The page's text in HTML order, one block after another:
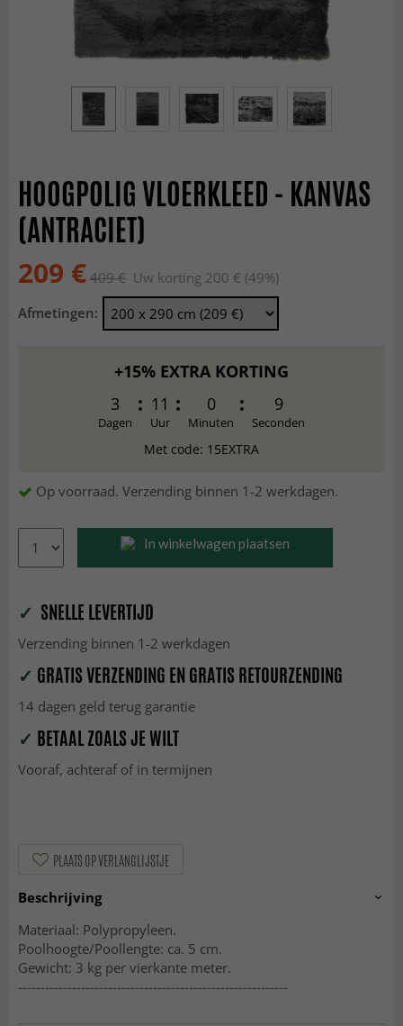
HOOGPOLIG VLOERKLEED - KANVAS
(ANTRACIET)
209 € 409 € Uw korting 200 € (49%)
Afmetingen:
+15% EXTRA KORTING
3
Dagen
11
Uur
0
Minuten
7
Seconden
Met code: 15EXTRA
Op voorraad. Verzending binnen 1-2 werkdagen.
In winkelwagen plaatsen
✓ SNELLE LEVERTIJD
Verzending binnen 1-2 werkdagen
✓ GRATIS VERZENDING EN GRATIS RETOURZENDING
14 dagen geld terug garantie
✓ BETAAL ZOALS JE WILT
Vooraf, achteraf of in termijnen
PLAATS OP VERLANGLIJSTJE
Beschrijving
Materiaal: Polypropyleen.
Poolhoogte/Poollengte: ca. 5 cm.
Gewicht: 3 kg per vierkante meter.
------------------------------------------------------------